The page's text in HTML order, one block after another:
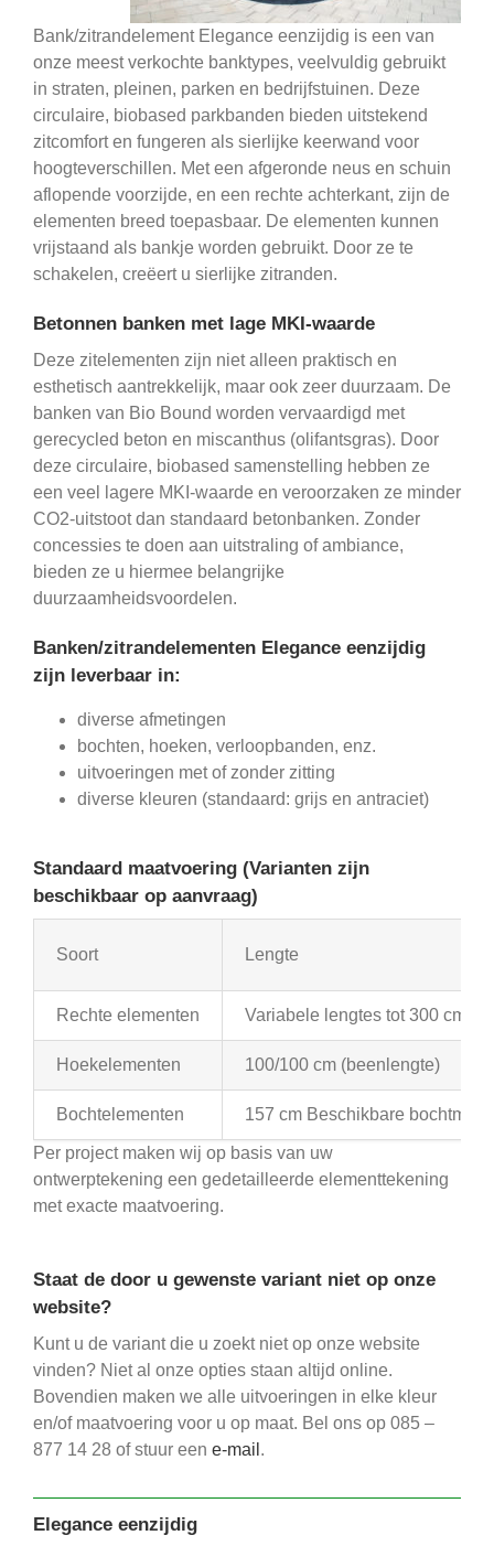
Bank/zitrandelement Elegance eenzijdig is een van
onze meest verkochte banktypes, veelvuldig gebruikt
in straten, pleinen, parken en bedrijfstuinen. Deze
circulaire, biobased parkbanden bieden uitstekend
zitcomfort en fungeren als sierlijke keerwand voor
hoogteverschillen. Met een afgeronde neus en schuin
aflopende voorzijde, en een rechte achterkant, zijn de
elementen breed toepasbaar. De elementen kunnen
vrijstaand als bankje worden gebruikt. Door ze te
schakelen, creëert u sierlijke zitranden.
Betonnen banken met lage MKI-waarde
Deze zitelementen zijn niet alleen praktisch en
esthetisch aantrekkelijk, maar ook zeer duurzaam. De
banken van Bio Bound worden vervaardigd met
gerecycled beton en miscanthus (olifantsgras). Door
deze circulaire, biobased samenstelling hebben ze
een veel lagere MKI-waarde en veroorzaken ze minder
CO2-uitstoot dan standaard betonbanken. Zonder
concessies te doen aan uitstraling of ambiance,
bieden ze u hiermee belangrijke
duurzaamheidsvoordelen.
Banken/zitrandelementen Elegance eenzijdig
zijn leverbaar in:
diverse afmetingen
bochten, hoeken, verloopbanden, enz.
uitvoeringen met of zonder zitting
diverse kleuren (standaard: grijs en antraciet)
Standaard maatvoering (Varianten zijn
beschikbaar op aanvraag)
Soort Lengte
Rechte elementen Variabele lengtes tot 300 cm
Hoekelementen 100/100 cm (beenlengte)
Bochtelementen 157 cm Beschikbare
Per project maken wij op basis van uw
ontwerptekening een gedetailleerde elementtekening
met exacte maatvoering.
Staat de door u gewenste variant niet op onze
website?
Kunt u de variant die u zoekt niet op onze website
vinden? Niet al onze opties staan altijd online.
Bovendien maken we alle uitvoeringen in elke kleur
en/of maatvoering voor u op maat. Bel ons op 085 –
877 14 28 of stuur een e-mail .
Elegance eenzijdig